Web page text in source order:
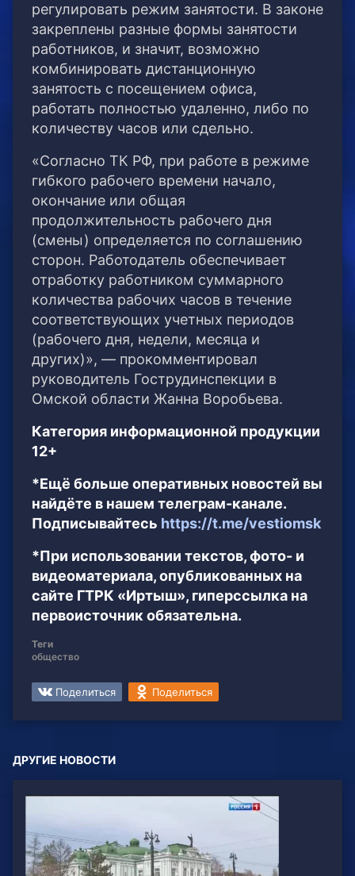
регулировать режим занятости. В законе
закреплены разные формы занятости
работников, и значит, возможно
комбинировать дистанционную
занятость с посещением офиса,
работать полностью удаленно, либо по
количеству часов или сдельно.
«Согласно ТК РФ, при работе в режиме
гибкого рабочего времени начало,
окончание или общая
продолжительность рабочего дня
(смены) определяется по соглашению
сторон. Работодатель обеспечивает
отработку работником суммарного
количества рабочих часов в течение
соответствующих учетных периодов
(рабочего дня, недели, месяца и
других)», — прокомментировал
руководитель Гострудинспекции в
Омской области Жанна Воробьева.
Категория информационной продукции
12+
*Ещё больше оперативных новостей вы
найдёте в нашем телеграм-канале.
Подписывайтесь https://t.me/vestiomsk
*При использовании текстов, фото- и
видеоматериала, опубликованных на
сайте ГТРК «Иртыш», гиперссылка на
первоисточник обязательна.
Теги
общество
Поделиться Поделиться
ДРУГИЕ НОВОСТИ